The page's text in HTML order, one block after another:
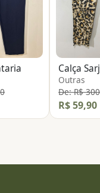
Outras
De: R$
R$ 59,90